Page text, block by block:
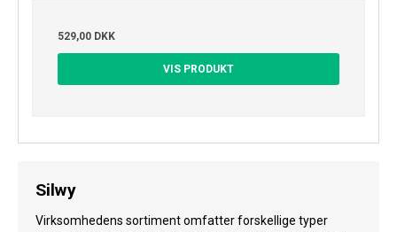
529,00 DKK
VIS PRODUKT
Silwy
Virksomhedens sortiment omfatter forskellige typer